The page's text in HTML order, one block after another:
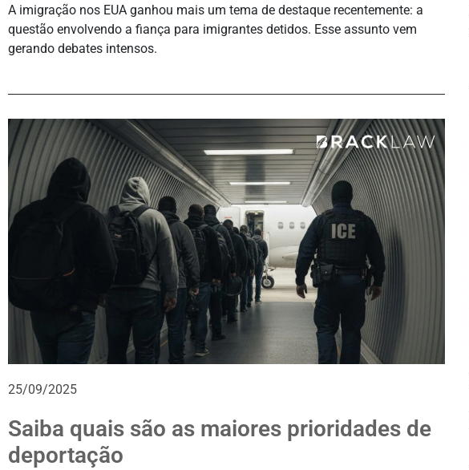
A imigração nos EUA ganhou mais um tema de destaque recentemente: a
questão envolvendo a fiança para imigrantes detidos. Esse assunto vem
gerando debates intensos.
25/09/2025
Saiba quais são as maiores prioridades de
deportação